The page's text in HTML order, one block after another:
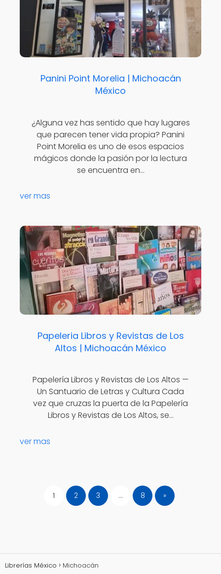
Panini Point Morelia | Michoacán
México
¿Alguna vez has sentido que hay lugares
que parecen tener vida propia? Panini
Point Morelia es uno de esos espacios
mágicos donde la pasión por la lectura
se encuentra en…
ver mas
Papeleria Libros y Revistas de Los
Altos | Michoacán México
Papelería Libros y Revistas de Los Altos —
Un Santuario de Letras y Cultura Cada
vez que cruzas la puerta de la Papelería
Libros y Revistas de Los Altos, se…
ver mas
1 2 3 … 8 »
Librerías México Michoacán